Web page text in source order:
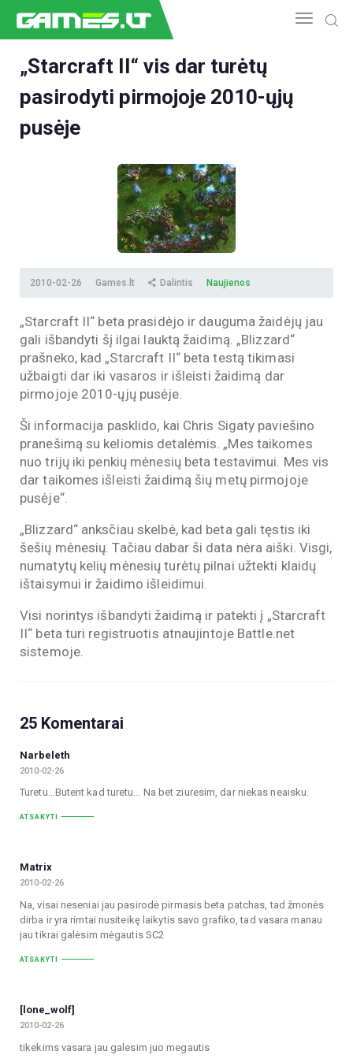
NAUJIENOS
GAMEDEV
GELEŽIS
APŽVALGOS
ŽAIDIMAI
„Starcraft II“ vis dar turėtų
pasirodyti pirmojoje 2010-ųjų
pusėje
2010-02-26 Games.lt Dalintis Naujienos
„Starcraft II“ beta prasidėjo ir dauguma žaidėjų jau
gali išbandyti šį ilgai lauktą žaidimą. „Blizzard“
prašneko, kad „Starcraft II“ beta testą tikimasi
užbaigti dar iki vasaros ir išleisti žaidimą dar
pirmojoje 2010-ųjų pusėje.
Ši informacija pasklido, kai Chris Sigaty paviešino
pranešimą su keliomis detalėmis. „Mes taikomes
nuo trijų iki penkių mėnesių beta testavimui. Mes vis
dar taikomes išleisti žaidimą šių metų pirmojoje
pusėje“.
„Blizzard“ anksčiau skelbė, kad beta gali tęstis iki
šešių mėnesių. Tačiau dabar ši data nėra aiški. Visgi,
numatytų kelių mėnesių turėtų pilnai užtekti klaidų
ištaisymui ir žaidimo išleidimui.
Visi norintys išbandyti žaidimą ir patekti į „Starcraft
II“ beta turi registruotis atnaujintoje Battle.net
sistemoje.
25 Komentarai
Narbeleth
2010-02-26
Turetu…Butent kad turetu… Na bet ziuresim, dar niekas neaisku.
ATSAKYTI
Matrix
2010-02-26
Na, visai neseniai jau pasirodė pirmasis beta patchas, tad žmonės
dirba ir yra rimtai nusiteikę laikytis savo grafiko, tad vasara manau
jau tikrai galėsim mėgautis SC2
ATSAKYTI
[lone_wolf]
2010-02-26
tikekims vasara jau galesim juo megautis